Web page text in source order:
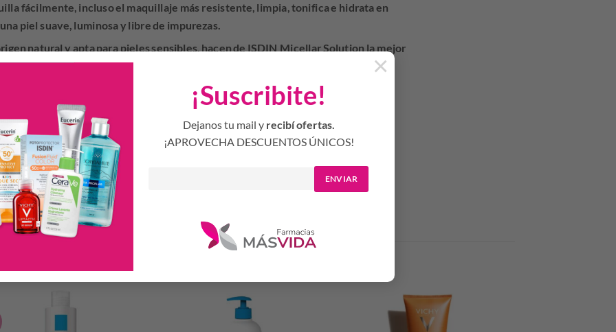
¡Suscribite!
Dejanos tu mail y recibí ofertas.
¡APROVECHA DESCUENTOS ÚNICOS!
ENVIAR
×
fácilmente, incluso el maquillaje más resistente, limpia, tonifica e hidrata en
piel suave, luminosa y libre de impurezas.
natural y apta para pieles sensibles, hacen de ISDIN Micellar Solution la mejor
cualquier rutina de cuidado de la piel.
todas las impurezas y trazas de maquillaje de una forma suave.
limpia en profundidad cualquier tipo de piel, incluso las más sensibles.
del poro, dejando una piel notablemente más uniforme.
y sus ingredientes naturales favorecen una hidratación.
Productos Relacionados